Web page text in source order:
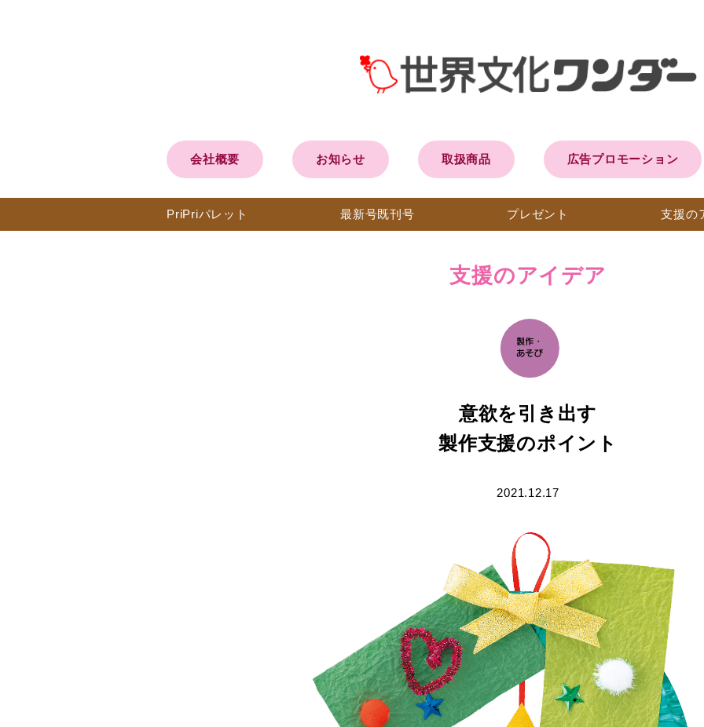
会社概要 お知らせ 取扱商品 広告プロモーション
PriPriパレット 最新号既刊号 プレ ゼント 支援の
支援のアイデア
意欲を引き出す
製作支援のポイント
2021.12.17